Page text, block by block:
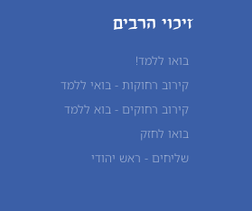
זיכוי הרבים
בואו ללמד!
קירוב רחוקות - בואי ללמד
קירוב רחוקים - בוא ללמד
בואו לחזק
שליחים - ראש יהודי